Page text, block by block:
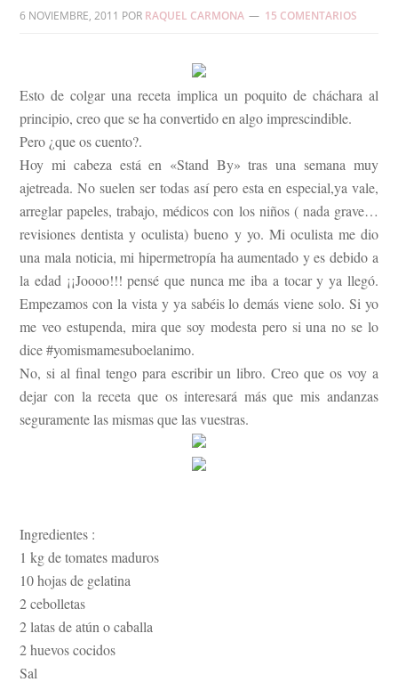
6 NOVIEMBRE, 2011 POR RAQUEL CARMONA 15 COMENTARIOS
Esto de colgar una receta implica un poquito de cháchara al
principio, creo que se ha convertido en algo imprescindible.
Pero ¿que os cuento?.
Hoy mi cabeza está en «Stand By» tras una semana muy
ajetreada. No suelen ser todas así pero esta en especial,ya vale,
arreglar papeles, trabajo, médicos con los niños ( nada grave…
revisiones dentista y oculista) bueno y yo. Mi oculista me dio
una mala noticia, mi hipermetropía ha aumentado y es debido a
la edad ¡¡Joooo!!! pensé que nunca me iba a tocar y ya llegó.
Empezamos con la vista y ya sabéis lo demás viene solo. Si yo
me veo estupenda, mira que soy modesta pero si una no se lo
dice #yomismamesuboelanimo.
No, si al final tengo para escribir un libro. Creo que os voy a
dejar con la receta que os interesará más que mis andanzas
seguramente las mismas que las vuestras.
Ingredientes :
1 kg de tomates maduros
10 hojas de gelatina
2 cebolletas
2 latas de atún o caballa
2 huevos cocidos
Sal